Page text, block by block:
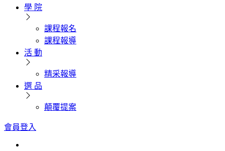
學 院
課程報名
課程報導
活 動
精采報導
選 品
顛覆提案
會員登入